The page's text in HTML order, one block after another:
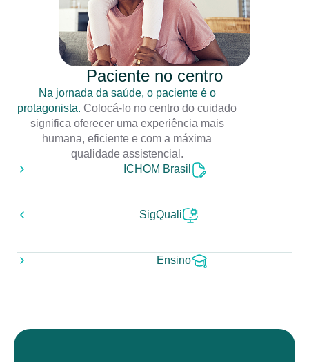
Paciente no centro
Na jornada da saúde, o paciente é o
protagonista. Colocá-lo no centro do cuidado
significa oferecer uma experiência mais
humana, eficiente e com a máxima
qualidade assistencial.
ICHOM Brasil
SigQuali
Ensino